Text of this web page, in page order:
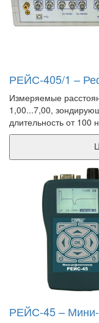
РЕЙС-405/1 –
Измеряемые
1,00...7,00,
длительность от 100
РЕЙС-45 –